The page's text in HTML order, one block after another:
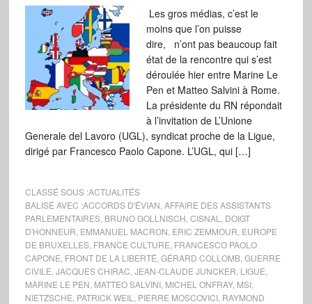
Les gros médias, c’est le
moins que l’on puisse
dire, n’ont pas beaucoup fait
état de la rencontre qui s’est
déroulée hier entre Marine Le
Pen et Matteo Salvini à Rome.
La présidente du RN répondait
à l’invitation de L’Unione
Generale del Lavoro (UGL), syndicat proche de la Ligue,
dirigé par Francesco Paolo Capone. L’UGL, qui […]
CLASSÉ SOUS :ACTUALITÉS
BALISÉ AVEC :ACCORDS D'ÉVIAN AFFAIRE DES ASSISTANTS
PARLEMENTAIRES, BRUNO GOLLNISCH CISNAL
DOIGT
D'HONNEUR EMMANUEL MACRON ERIC ZEMMOUR EUROPE
DE BRUXELLES, FRANCE CULTURE FRANCESCO PAOLO
CAPONE FRONT DE LA LIBERTÉ GÉRARD COLLOMB, GUERRE
CIVILE JACQUES CHIRAC JEAN-CLAUDE JUNCKER LIGUE
MARINE LE PEN MATTEO SALVINI, MICHEL ONFRAY, MSI,
NIETZSCHE PATRICK WEIL PIERRE MOSCOVICI, RAYMOND